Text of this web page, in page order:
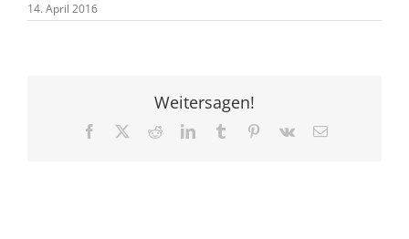
14. April 2016
Weitersagen!
Facebook RedditLinkedInTumblr Pinterest
Vk
E-